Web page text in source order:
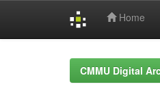
Home
CMMU Digital